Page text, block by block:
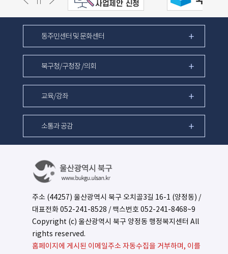
동주민센터 및 문화센터
북구청/구청장 /의회
교육/강좌
소통과 공감
주소 (44257) 울산광역시 북구 오치골3길 16-1 (양정동) /
대표전화052-241-8528 / 팩스번호 052-241-8468~9
Copyright (c) 울산광역시 북구 양정동 행정복지센터 All
rights reserved.
홈페이지에 게시된 이메일주소 자동수집을 거부하며, 이를